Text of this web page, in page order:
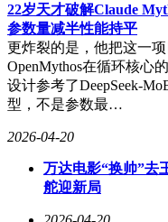
22岁天才破解Claude
参数量减半性能持平
更炸裂的是，他把这一
OpenMythos在循环核心
设计参考了DeepSeek-
型，不是参数最…
2026-04-20
万达电影“换帅”去
舵迎新局